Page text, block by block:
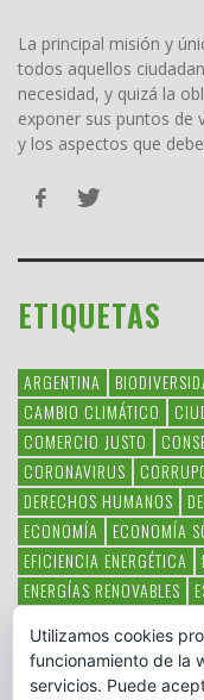
La principal misión y
todos aquellos
necesidad, y quizá la
exponer sus puntos de
y los aspectos que
ETIQUETAS
ARGENTINA
CAMBIO CLIMÁTICO
COMERCIO JUSTO
CORONAVIRUS
DERECHOS HUMANOS
ECONOMÍA
ECONOMÍA
EFICIENCIA ENERGÉTICA
ENERGÍAS RENOVABLES
HAMBRE LATINOAMÉRICA
OBJETIVOS DEL MILENIO
Utilizamos cookies
funcionamiento de la
servicios. Puede